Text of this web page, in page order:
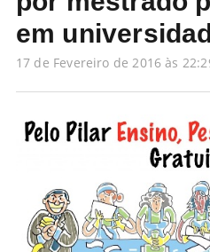
em
17 de Fevereiro de 2016 às